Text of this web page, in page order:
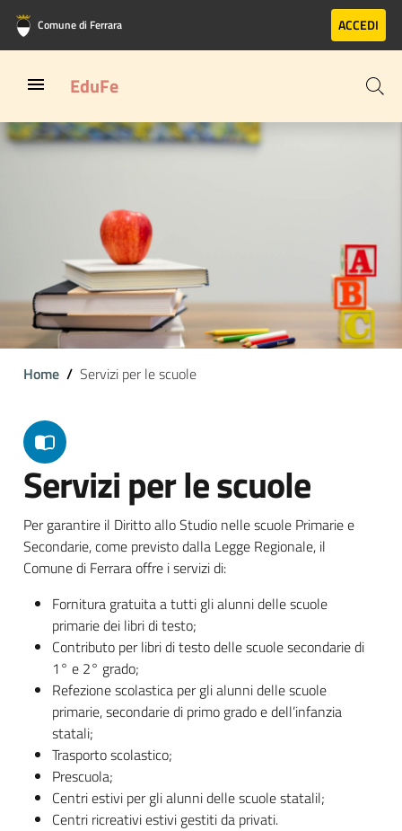
Vai al contenuto principale
Vai al footer
Comune di Ferrara ACCEDI
EduFe
Home Servizi per le scuole
Servizi per le scuole
Per garantire il Diritto allo Studio nelle scuole Primarie e
Secondarie, come previsto dalla Legge Regionale, il
Comune di Ferrara offre i servizi di:
Fornitura gratuita a tutti gli alunni delle scuole
primarie dei libri di testo;
Contributo per libri di testo delle scuole secondarie di
1° e 2° grado;
Refezione scolastica per gli alunni delle scuole
primarie, secondarie di primo grado e dell’infanzia
statali;
Trasporto scolastico;
Prescuola;
Centri estivi per gli alunni delle scuole statalil;
Centri ricreativi estivi gestiti da privati.